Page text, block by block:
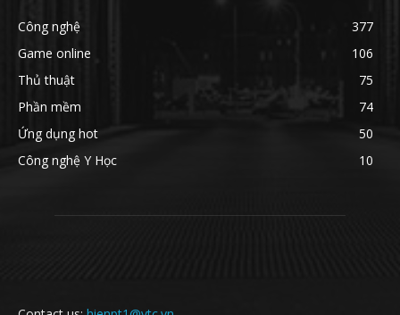
Công nghệ
377
Game online
106
Thủ thuật
75
Phần mềm
74
Ứng dụng hot
50
Công nghệ Y Học
10